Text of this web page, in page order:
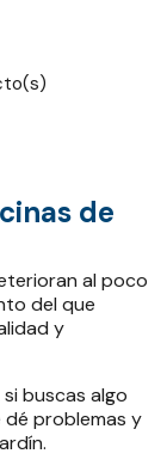
de
al poco
del que
y
buscas algo
problemas y